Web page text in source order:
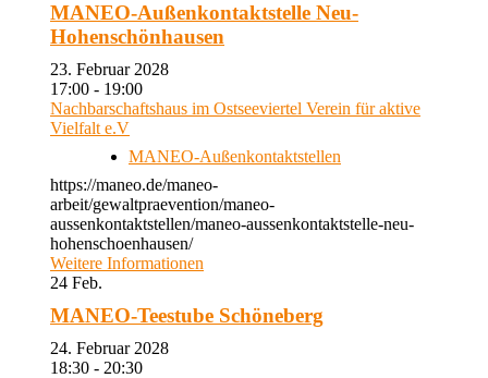
MANEO-Außenkontaktstelle Neu-
Hohenschönhausen
23. Februar 2028
17:00 - 19:00
Nachbarschaftshaus im Ostseeviertel Verein für aktive
Vielfalt e.V
MANEO-Außenkontaktstellen
https://maneo.de/maneo-
arbeit/gewaltpraevention/maneo-
aussenkontaktstellen/maneo-aussenkontaktstelle-neu-
hohenschoenhausen/
Weitere Informationen
24 Feb.
MANEO-Teestube Schöneberg
24. Februar 2028
18:30 - 20:30